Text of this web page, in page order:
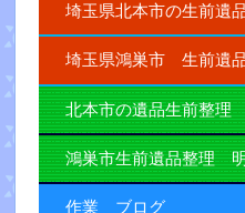
埼玉県北本市の生前遺
埼玉県鴻巣市 生前遺
北本市の遺品生前整
鴻巣市生前遺品整理
作業 ブログ